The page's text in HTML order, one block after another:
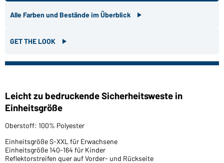
Alle Farben und Bestände im Überblick
GET THE LOOK
Leicht zu bedruckende Sicherheitsweste in
Einheitsgröße
Oberstoff: 100% Polyester
Einheitsgröße S-XXL für Erwachsene
Einheitsgröße 140-164 für Kinder
Reflektorstreifen quer auf Vorder- und Rückseite